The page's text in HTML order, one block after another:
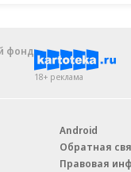
фонд
18+ реклама
Android
Обратная
Правовая